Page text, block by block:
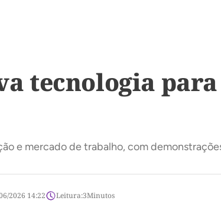
tecnologia
e mercado de trabalho, com
2026 14:22 Leitura:3Minutos